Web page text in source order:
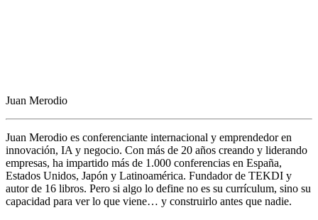
Juan Merodio
Juan Merodio es conferenciante internacional y emprendedor en
innovación, IA y negocio. Con más de 20 años creando y liderando
empresas, ha impartido más de 1.000 conferencias en España,
Estados Unidos, Japón y Latinoamérica. Fundador de TEKDI y
autor de 16 libros. Pero si algo lo define no es su currículum, sino su
capacidad para ver lo que viene… y construirlo antes que nadie.